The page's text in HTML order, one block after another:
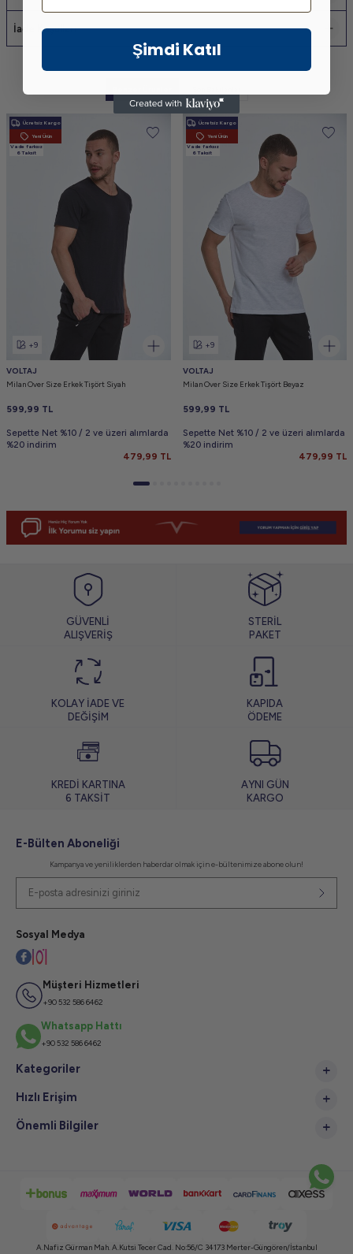
İade Koşulları
Ücretsiz Kargo
Yeni Ürün
Vade farksız
6 Taksit
+9
VOLTAJ
Milan Over Size Erkek Tişört Siyah
599,99 TL
Sepette Net %10 / 2 ve üzeri alımlarda
%20 indirim
479,99 TL
Ücretsiz Kargo
Yeni Ürün
Vade farksız
6 Taksit
+9
VOLTAJ
Milan Over Size Erkek Tişört Beyaz
599,99 TL
Sepette Net %10 / 2 ve üzeri alımlarda
%20 indirim
479,99 TL
GÜVENLİ
ALIŞVERİŞ
STERİL
PAKET
KOLAY İADE VE
DEĞİŞİM
KAPIDA
ÖDEME
KREDİ KARTINA
6 TAKSİT
AYNI GÜN
KARGO
E-Bülten Aboneliği
Kampanya ve yeniliklerden haberdar olmak için e-bültenimize abone olun!
Sosyal Medya
Müşteri Hizmetleri
+90 532 586 6462
Whatsapp Hattı
+90 532 586 6462
Kategoriler
Hızlı Erişim
Önemli Bilgiler
A.Nafiz Gürman Mah. A.Kutsi Tecer Cad. No:56/C 34173 Merter-Güngören/İstanbul
Şimdi Katıl